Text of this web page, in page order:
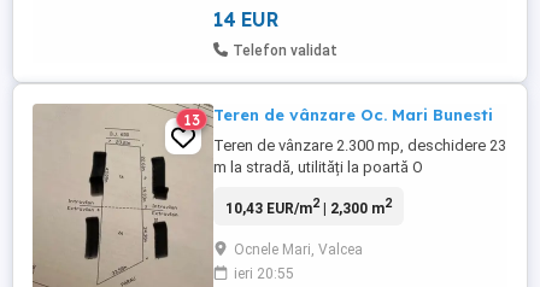
de Biserica SF Nicolae, ...
14 EUR
Telefon validat
13 Teren de vânzare Oc. Mari Bunesti
Teren de vânzare 2.300 mp, deschidere 23
m la stradă, utilități la poartă O
teren situat într-o zonă liniștită, cu acces
mp, ideal pentru diverse utilizări
construcție casă, spațiu de recreere sau
10,43 EUR/m2| 2,300 m2
Ocnele Mari, Valcea
ieri 20:55